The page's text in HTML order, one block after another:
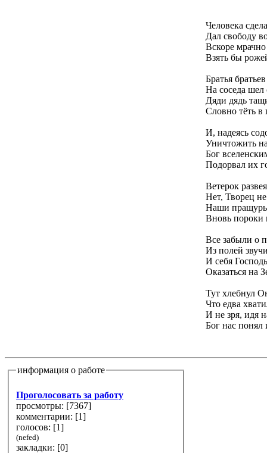
Человека
Дал свободу
Вскоре
Взять бы
Братья
На соседа шел
Дяди дядь
Словно тёть в
И, надеясь
Уничтожить
Бог
Подорвал их
Ветерок
Нет, Творец не
Наши
Вновь пороки
Все забыли о
Из полей
И себя
Оказаться на
Тут хлебнул
Что едва
И не зря, идя
Бог нас понял
информация о работе
Проголосовать за работу
просмотры: [7367]
комментарии: [1]
голосов: [1]
(nefed)
закладки: [0]